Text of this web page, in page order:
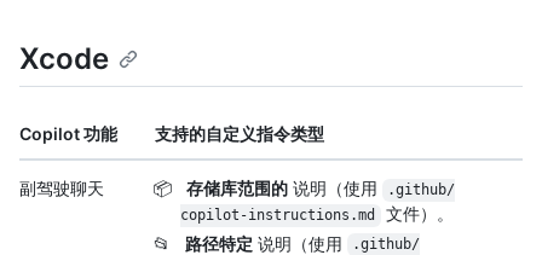
Xcode
Copilot 功能 支持的自定义指令类型
副驾驶聊天 📦 存储库范围的说明（使用
.github/
copilot-instructions.md
文件）。
📂
路径特定 说明（使用
.github/